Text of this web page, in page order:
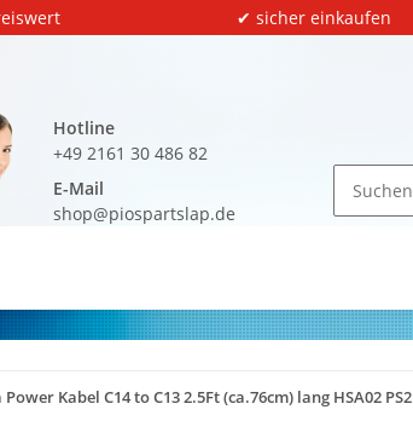
✔ sicher einkaufen
Hotline
+49 2161 30 486 82
E-Mail
shop@piospartslap.de
Kabel C14 to C13 2.5Ft (ca.76cm) lang HSA02 PS2